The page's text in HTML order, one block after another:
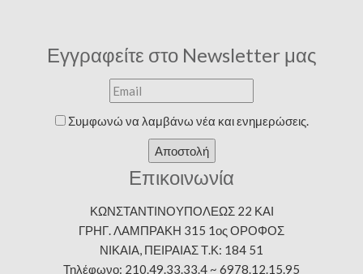
Εγγραφείτε στο Newsletter μας
Συμφωνώ να λαμβάνω νέα και ενημερώσεις.
Αποστολή
Επικοινωνία
ΚΩΝΣΤΑΝΤΙΝΟΥΠΟΛΕΩΣ 22 ΚΑΙ
ΓΡΗΓ. ΛΑΜΠΡΑΚΗ 315 1ος ΟΡΟΦΟΣ
ΝΙΚΑΙΑ, ΠΕΙΡΑΙΑΣ Τ.Κ: 184 51
Τηλέφωνο: 210.49.33.33.4 ~ 6978.12.15.95